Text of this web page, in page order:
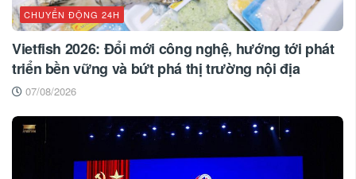
CHUYỂN ĐỘNG 24H
Vietfish 2026: Đổi mới công nghệ, hướng tới phát
triển bền vững và bứt phá thị trường nội địa
07/08/2026